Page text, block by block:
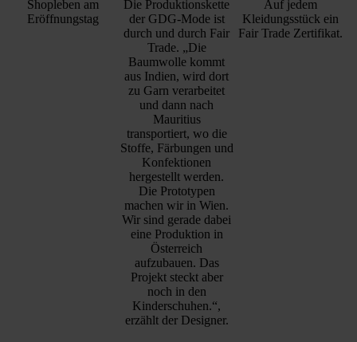
Shopleben am
Eröffnungstag
Die Produktionskette
der GDG-Mode ist
durch und durch Fair
Trade. „Die
Baumwolle kommt
aus Indien, wird dort
zu Garn verarbeitet
und dann nach
Mauritius
transportiert, wo die
Stoffe, Färbungen und
Konfektionen
hergestellt werden.
Die Prototypen
machen wir in Wien.
Wir sind gerade dabei
eine Produktion in
Österreich
aufzubauen. Das
Projekt steckt aber
noch in den
Kinderschuhen.“,
erzählt der Designer.
Auf jedem
Kleidungsstück ein
Fair Trade Zertifikat.